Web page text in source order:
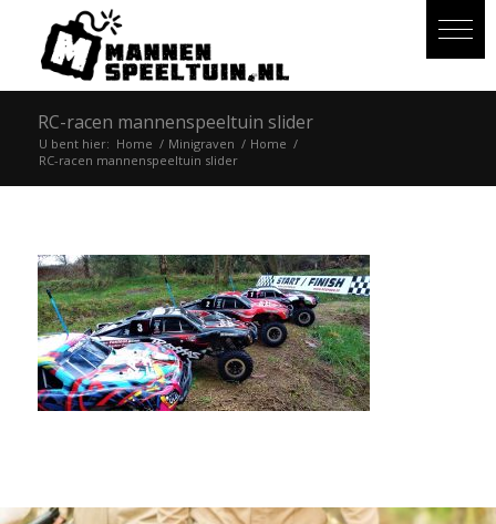
RC-racen mannenspeeltuin slider
U bent hier: Home / Minigraven / Home /
RC-racen mannenspeeltuin slider